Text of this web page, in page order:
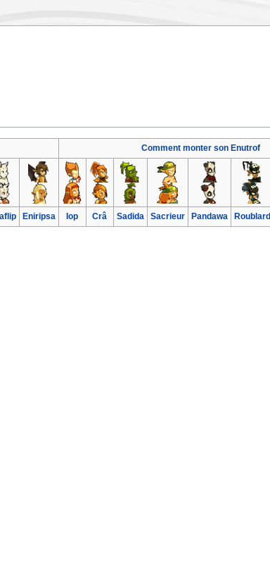
Comment monter son Enutrof
Eniripsa Iop Crâ Sadida Sacrieur Pandawa Roublard